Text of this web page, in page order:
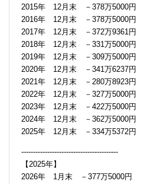
2015年 12月末 －378万5000円
2016年 12月末 －378万5000円
2017年 12月末 －372万9361円
2018年 12月末 －331万5000円
2019年 12月末 －309万5000円
2020年 12月末 －341万6237円
2021年 12月末 －280万8923円
2022年 12月末 －327万5000円
2023年 12月末 －422万5000円
2024年 12月末 －362万5000円
2025年 12月末 －334万5372円
-----------------------------------------
【2025年】
2026年 1月末 －377万5000円